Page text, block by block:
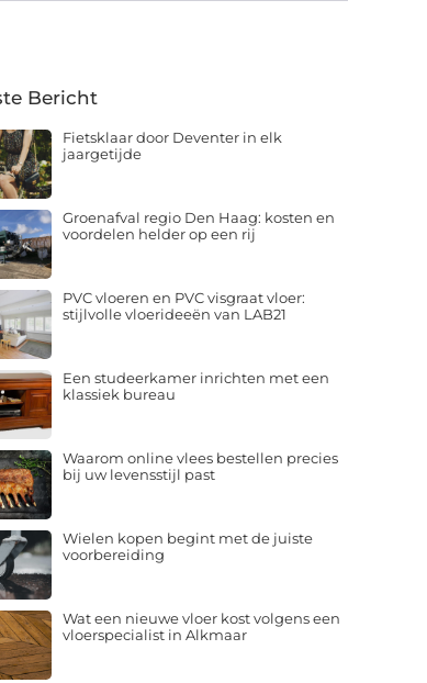
Bericht
Fietsklaar door Deventer in elk
jaargetijde
Groenafval regio Den Haag: kosten en
voordelen helder op een rij
PVC vloeren en PVC visgraat vloer:
stijlvolle vloerideeën van LAB21
Een studeerkamer inrichten met een
klassiek bureau
Waarom online vlees bestellen precies
bij uw levensstijl past
Wielen kopen begint met de juiste
voorbereiding
Wat een nieuwe vloer kost volgens een
vloerspecialist in Alkmaar